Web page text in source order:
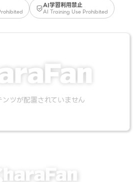
AI学習利用禁止
AI Training Use Prohibited
ンツが配置されていません